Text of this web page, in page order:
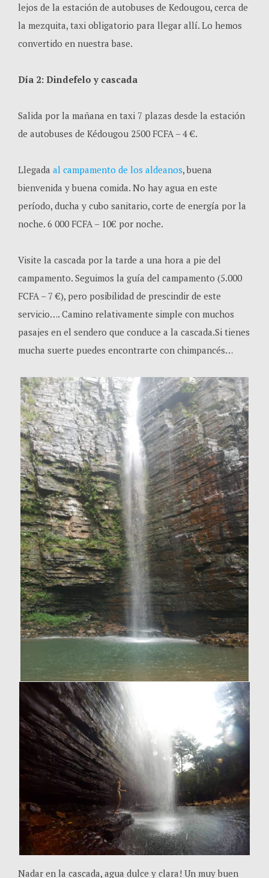
lejos de la estación de autobuses de Kedougou, cerca de
la mezquita, taxi obligatorio para llegar allí. Lo hemos
convertido en nuestra base.
Día 2: Dindefelo y cascada
Salida por la mañana en taxi 7 plazas desde la estación
de autobuses de Kédougou 2500 FCFA – 4 €.
Llegada al campamento de los aldeanos, buena
bienvenida y buena comida. No hay agua en este
período, ducha y cubo sanitario, corte de energía por la
noche. 6 000 FCFA – 10€ por noche.
Visite la cascada por la tarde a una hora a pie del
campamento. Seguimos la guía del campamento (5.000
FCFA – 7 €), pero posibilidad de prescindir de este
servicio…. Camino relativamente simple con muchos
pasajes en el sendero que conduce a la cascada.Si tienes
mucha suerte puedes encontrarte con chimpancés…
Nadar en la cascada, agua dulce y clara! Un muy buen